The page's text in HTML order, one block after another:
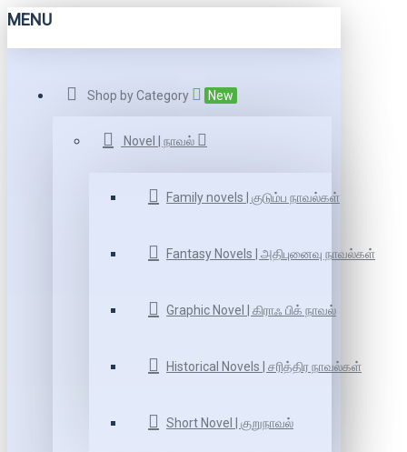
MENU
Shop by Category New
Novel | நாவல்
Family novels | குடும்ப நாவல்கள்
Fantasy Novels | அதிபுனைவு நாவல்கள்
Graphic Novel | கிராஃ பிக் நாவல்
Historical Novels | சரித்திர நாவல்கள்
Short Novel | குறுநாவல்